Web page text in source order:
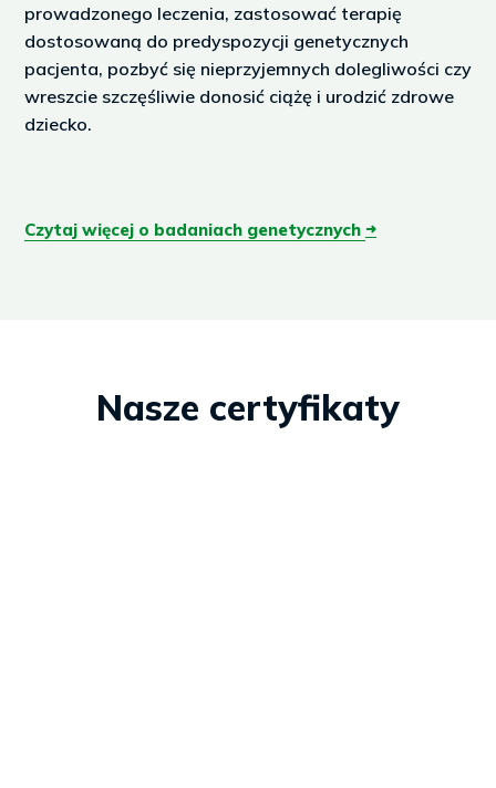
prowadzonego leczenia, zastosować terapię
dostosowaną do predyspozycji genetycznych
pacjenta, pozbyć się nieprzyjemnych dolegliwości czy
wreszcie szczęśliwie donosić ciążę i urodzić zdrowe
dziecko.
Czytaj więcej o badaniach genetycznych ➜
Nasze certyfikaty